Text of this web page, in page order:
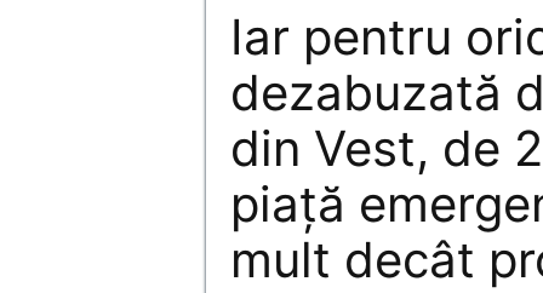
Iar pentru
dezabuzată
din Vest, de
piaţă
mult decât